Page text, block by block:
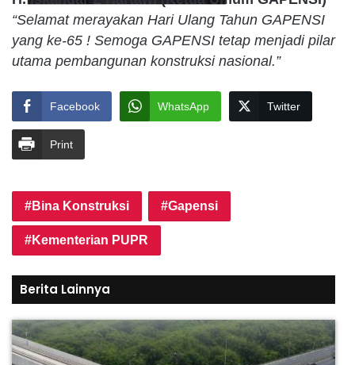
“Selamat merayakan Hari Ulang Tahun GAPENSI
yang ke-65 ! Semoga GAPENSI tetap menjadi pilar
utama pembangunan konstruksi nasional.”
Facebook WhatsApp Twitter
Print
Bina Konstruksi Gapensi
Kementerian PUPR
Berita Lainnya